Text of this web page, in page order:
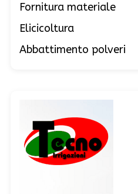
Fornitura materiale
Elicicoltura
Abbattimento polveri